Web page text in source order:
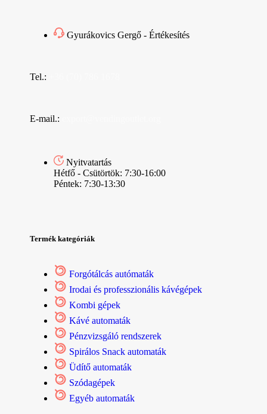
Gyurákovics Gergő - Értékesítés
Tel.:
E-mail.:
Nyitvatartás
Hétfő - Csütörtök: 7:30-16:00
Péntek: 7:30-13:30
Termék kategóriák
Forgótálcás autómaták
Irodai és professzionális kávégépek
Kombi gépek
Kávé automaták
Pénzvizsgáló rendszerek
Spirálos Snack automaták
Üdítő automaták
Szódagépek
Egyéb automaták